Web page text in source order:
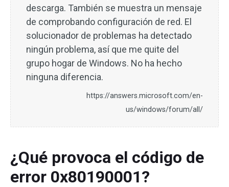
descarga. También se muestra un mensaje
de comprobando configuración de red. El
solucionador de problemas ha detectado
ningún problema, así que me quite del
grupo hogar de Windows. No ha hecho
ninguna diferencia.
https://answers.microsoft.com/en-
us/windows/forum/all/
¿Qué provoca el código de
error 0x80190001?